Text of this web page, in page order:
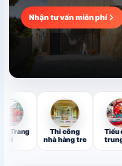
Nhận tư vấn miễn phí
Thi công
nhà hàng tre
Tiểu cảnh
trung thu